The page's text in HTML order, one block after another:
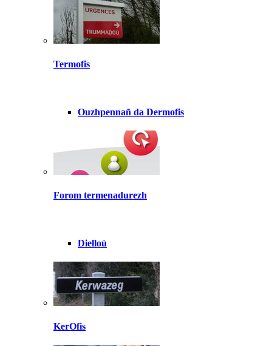
Termofis
Ouzhpennañ da Dermofis
Forom termenadurezh
Dielloù
KerOfis